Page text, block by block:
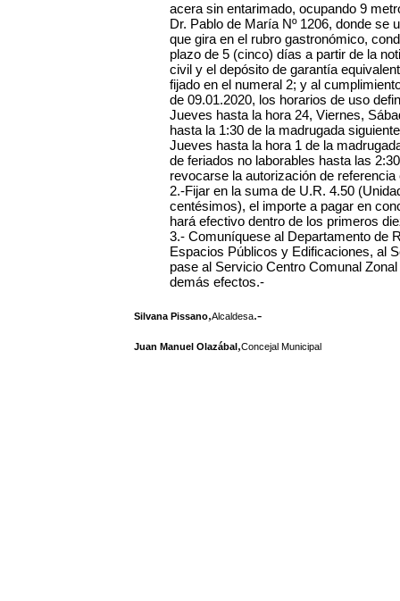
acera sin entarimado, ocupando 9
Dr. Pablo de María Nº 1206, donde se
que gira en el rubro gastronómico,
plazo de 5 (cinco) días a partir de la
civil y el depósito de garantía
fijado en el numeral 2; y al
de 09.01.2020, los horarios de uso
Jueves hasta la hora 24, Viernes,
hasta la 1:30 de la madrugada
Jueves hasta la hora 1 de la
de feriados no laborables hasta las
revocarse la autorización de
2.-Fijar en la suma de U.R. 4.50
centésimos), el importe a pagar en
hará efectivo dentro de los primeros
3.- Comuníquese al Departamento de
Espacios Públicos y Edificaciones, al
pase al Servicio Centro Comunal
demás efectos.-
Silvana Pissano,Alcaldesa.-
Juan Manuel Olazábal,Concejal Municipal